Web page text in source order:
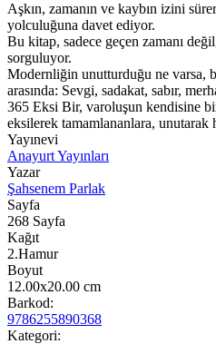
Aşkın, zamanın ve kaybın izini
yolculuğuna davet ediyor.
Bu kitap, sadece geçen zamanı
sorguluyor.
Modernliğin unutturduğu ne varsa,
arasında: Sevgi, sadakat, sabır,
365 Eksi Bir, varoluşun kendisine
eksilerek tamamlananlara, unutarak
Yayınevi
Anayurt Yayınları
Yazar
Şahsenem Parlak
Sayfa
268 Sayfa
Kağıt
2.Hamur
Boyut
12.00x20.00 cm
Barkod:
9786255890368
Kategori: